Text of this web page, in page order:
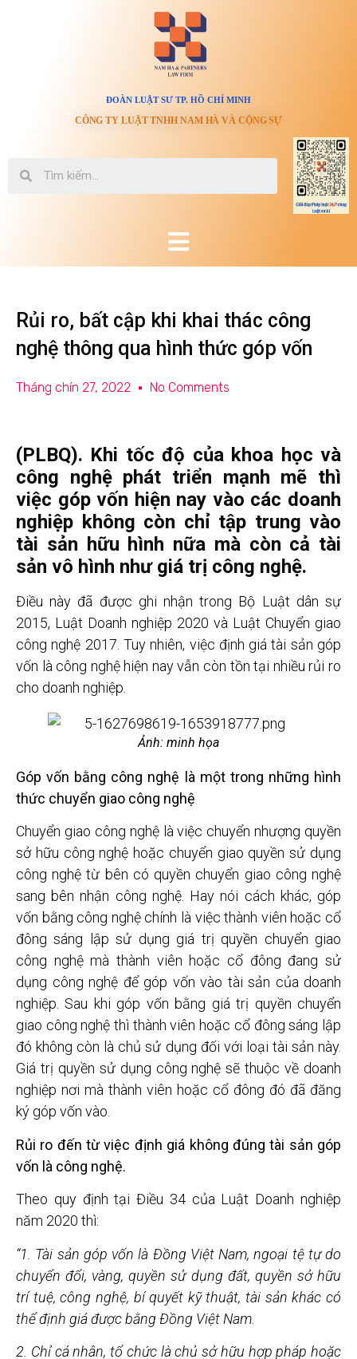
ĐOÀN LUẬT SƯ TP. HỒ CHÍ MINH
CÔNG TY LUẬT TNHH NAM HÀ VÀ CỘNG SỰ
Rủi ro, bất cập khi khai thác công
nghệ thông qua hình thức góp vốn
Tháng chín 27, 2022 No Comments
(PLBQ). Khi tốc độ của khoa học và
công nghệ phát triển mạnh mẽ thì
việc góp vốn hiện nay vào các doanh
nghiệp không còn chỉ tập trung vào
tài sản hữu hình nữa mà còn cả tài
sản vô hình như giá trị công nghệ.
Điều này đã được ghi nhận trong Bộ Luật dân sự
2015, Luật Doanh nghiệp 2020 và Luật Chuyển giao
công nghệ 2017. Tuy nhiên, việc định giá tài sản góp
vốn là công nghệ hiện nay vẫn còn tồn tại nhiều rủi ro
cho doanh nghiệp.
Ảnh: minh họa
Góp vốn bằng công nghệ là một trong những hình
thức chuyển giao công nghệ
Chuyển giao công nghệ là việc chuyển nhượng quyền
sở hữu công nghệ hoặc chuyển giao quyền sử dụng
công nghệ từ bên có quyền chuyển giao công nghệ
sang bên nhận công nghệ. Hay nói cách khác, góp
vốn bằng công nghệ chính là việc thành viên hoặc cổ
đông sáng lập sử dụng giá trị quyền chuyển giao
công nghệ mà thành viên hoặc cổ đông đang sử
dụng công nghệ để góp vốn vào tài sản của doanh
nghiệp. Sau khi góp vốn bằng giá trị quyền chuyển
giao công nghệ thì thành viên hoặc cổ đông sáng lập
đó không còn là chủ sử dụng đối với loại tài sản này.
Giá trị quyền sử dụng công nghệ sẽ thuộc về doanh
nghiệp nơi mà thành viên hoặc cổ đông đó đã đăng
ký góp vốn vào.
Rủi ro đến từ việc định giá không đúng tài sản góp
vốn là công nghệ.
Theo quy định tại Điều 34 của Luật Doanh nghiệp
năm 2020 thì:
“1. Tài sản góp vốn là Đồng Việt Nam, ngoại tệ tự do
chuyển đổi, vàng, quyền sử dụng đất, quyền sở hữu
trí tuệ, công nghệ, bí quyết kỹ thuật, tài sản khác có
thể định giá được bằng Đồng Việt Nam.
2. Chỉ cá nhân, tổ chức là chủ sở hữu hợp pháp hoặc